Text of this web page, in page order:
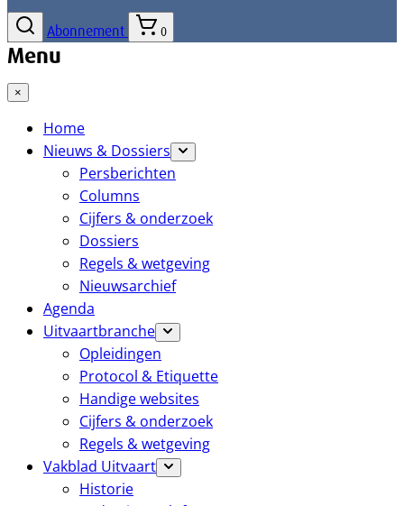
Abonnement 0
Menu
×
Home
Nieuws & Dossiers
Persberichten
Columns
Cijfers & onderzoek
Dossiers
Regels & wetgeving
Nieuwsarchief
Agenda
Uitvaartbranche
Opleidingen
Protocol & Etiquette
Handige websites
Cijfers & onderzoek
Regels & wetgeving
Vakblad Uitvaart
Historie